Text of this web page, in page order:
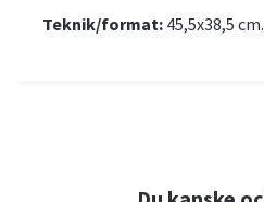
Teknik/format: 45,5x38,5 cm.